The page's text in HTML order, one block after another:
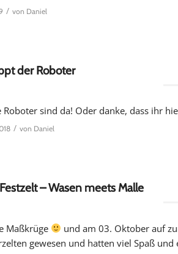
/ von Daniel
der Roboter
Roboter sind da! Oder danke, dass ihr
/ von Daniel
– Wasen meets Malle
Maßkrüge
und am 03. Oktober auf
gewesen und hatten viel Spaß und